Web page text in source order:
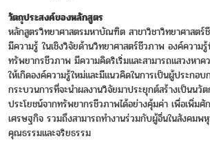
วัตถุประสงค์ของหลักสูตร
หลักสูตรวิทยาศาสตรมหาบัณฑิต สาขาวิชาวิทยาศาสต
มีความรู้ ในเชิงวิจัยด้านวิทยาศาสตร์ชีวภาพ องค์ความ
ทรัพยากรชีวภาพ มีความคิดริเริ่มและสามารถแสวงหาค
ให้เกิดองค์ความรู้ใหม่และมีแนวคิดในการเป็นผู้ประกอบ
กระบวนการที่จะนำผลงานวิจัยมาประยุกต์สร้างเป็นนวั
ประโยชน์จากทรัพยากรชีวภาพได้อย่างคุ้มค่า เพื่อเพิ่ม
เศรษฐกิจ รวมถึงสามารถทำงานร่วมกับผู้อื่นในสังคม
คุณธรรมและจริยธรรม